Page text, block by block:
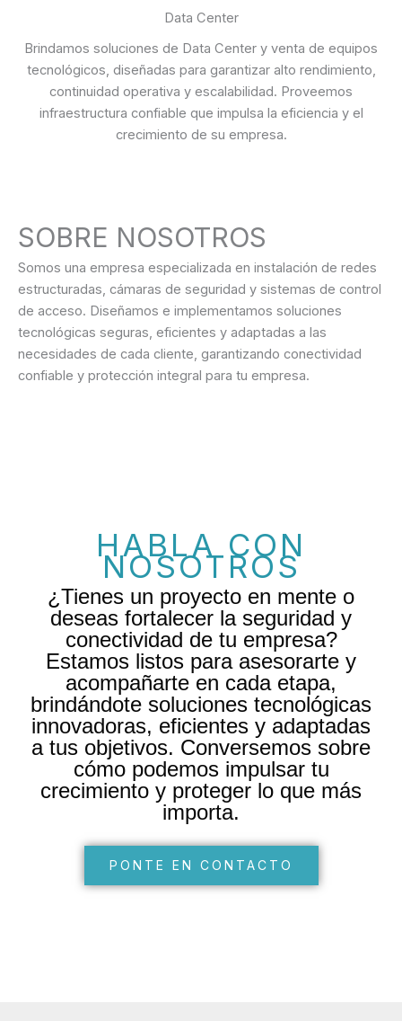
Data Center
Brindamos soluciones de Data Center y venta de equipos
tecnológicos, diseñadas para garantizar alto rendimiento,
continuidad operativa y escalabilidad. Proveemos
infraestructura confiable que impulsa la eficiencia y el
crecimiento de su empresa.
SOBRE NOSOTROS
Somos una empresa especializada en instalación de redes
estructuradas, cámaras de seguridad y sistemas de control
de acceso. Diseñamos e implementamos soluciones
tecnológicas seguras, eficientes y adaptadas a las
necesidades de cada cliente, garantizando conectividad
confiable y protección integral para tu empresa.
HABLA CON
NOSOTROS
¿Tienes un proyecto en mente o
deseas fortalecer la seguridad y
conectividad de tu empresa?
Estamos listos para asesorarte y
acompañarte en cada etapa,
brindándote soluciones tecnológicas
innovadoras, eficientes y adaptadas
a tus objetivos. Conversemos sobre
cómo podemos impulsar tu
crecimiento y proteger lo que más
importa.
PONTE EN CONTACTO